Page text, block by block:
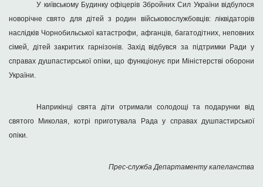
У київському Будинку офіцерів Збройних Сил України відбулося
новорічне свято для дітей з родин військовослужбовців: ліквідаторів
наслідків Чорнобильської катастрофи, афганців, багатодітних, неповних
сімей, дітей закритих гарнізонів. Захід відбувся за підтримки Ради у
справах душпастирської опіки, що функціонує при Міністерстві оборони
України.
Наприкінці свята діти отримали солодощі та подарунки від
святого Миколая, котрі приготувала Рада у справах душпастирської
опіки.
Прес-служба Департаменту капеланства